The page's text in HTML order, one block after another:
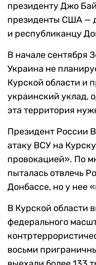
президенту Джо
президенты США —
и республиканцу
В начале сентября
Украина не
Курской области и
украинский уклад,
эта территория
Президент России
атаку ВСУ на
провокацией». По
пыталась отвлечь
Донбассе, но у нее
В Курской области
федерального
восьми